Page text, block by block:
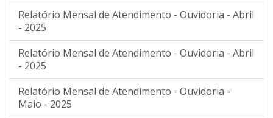
Relatório Mensal de Atendimento - Ouvidoria - Abril
- 2025
Relatório Mensal de Atendimento - Ouvidoria - Abril
- 2025
Relatório Mensal de Atendimento - Ouvidoria -
Maio - 2025